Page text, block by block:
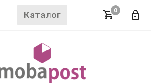
Каталог 0